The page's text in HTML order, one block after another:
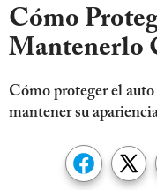
Cómo
Mantenerlo
Cómo proteger el
mantener su